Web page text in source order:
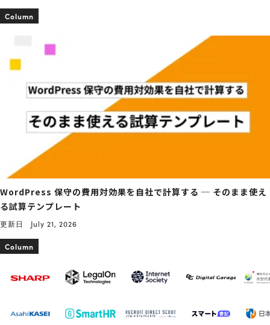
Column
WordPress 保守の費用対効果を自社で計算する ─ そのまま使え
る試算テンプレート
更新日 July 21, 2026
Column